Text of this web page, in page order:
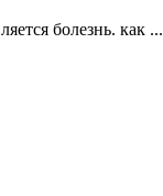
болезнь. как ...